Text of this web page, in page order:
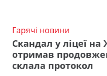
Гарячі новини
Скандал у ліцеї
отримав
склала протокол